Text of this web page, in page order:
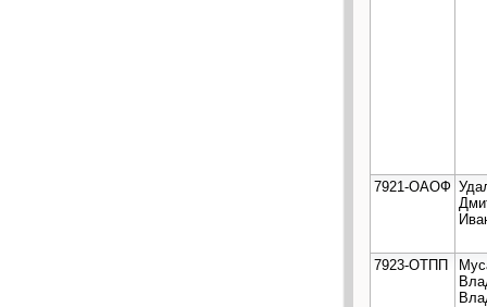
7921-ОАОФ
7923-ОТПП